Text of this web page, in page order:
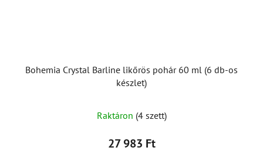
Bohemia Crystal Barline likőrös pohár 60 ml (6 db-os
készlet)
Raktáron (4 szett)
27 983 Ft